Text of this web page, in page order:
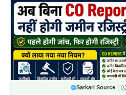
Sarkari Source